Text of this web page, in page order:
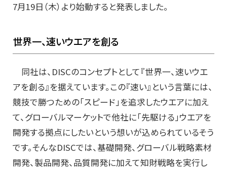
7月19日（木）より始動すると発表しました。
世界一、速いウエアを創る
同社は、DISCのコンセプトとして『世界一、速いウエ
アを創る』を据えています。この『速い』という言葉には、
競技で勝つための「スピード」を追求したウエアに加え
て、グローバルマーケットで他社に「先駆ける」ウエアを
開発する拠点にしたいという想いが込められているそう
です。そんなDISCでは、基礎開発、グローバル戦略素材
開発、製品開発、品質開発に加えて知財戦略を実行し